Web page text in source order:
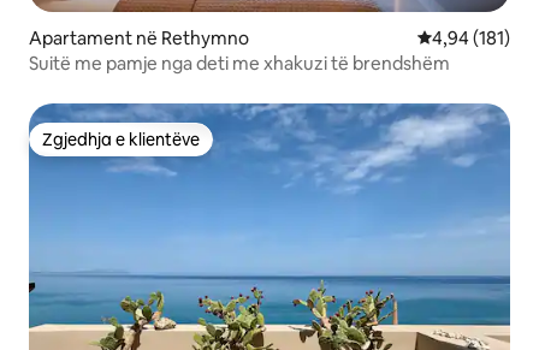
Apartament në Rethymno Vlerësimi
4,94 (181)
Suitë me pamje nga deti me xhakuzi të brendshëm
Zgjedhja e klientëve
Zgjedhja e klientëve